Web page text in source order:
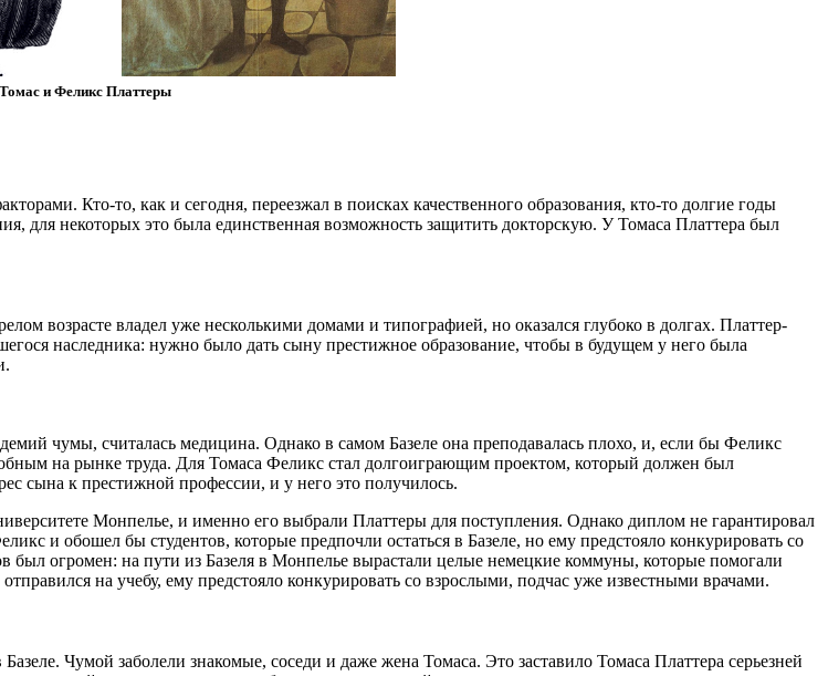
Томас и Феликс Платтеры
Кто-то, как и сегодня, переезжал в поисках качественного образования, кто-то долгие годы
для некоторых это была единственная возможность защитить докторскую. У Томаса Платтера был
возрасте владел уже несколькими домами и типографией, но оказался глубоко в долгах. Платтер-
наследника: нужно было дать сыну престижное образование, чтобы в будущем у него была
чумы, считалась медицина. Однако в самом Базеле она преподавалась плохо, и, если бы Феликс
на рынке труда. Для Томаса Феликс стал долгоиграющим проектом, который должен был
сына к престижной профессии, и у него это получилось.
Монпелье, и именно его выбрали Платтеры для поступления. Однако диплом не гарантировал
и обошел бы студентов, которые предпочли остаться в Базеле, но ему предстояло конкурировать со
был огромен: на пути из Базеля в Монпелье вырастали целые немецкие коммуны, которые помогали
на учебу, ему предстояло конкурировать со взрослыми, подчас уже известными врачами.
Чумой заболели знакомые, соседи и даже жена Томаса. Это заставило Томаса Платтера серьезней